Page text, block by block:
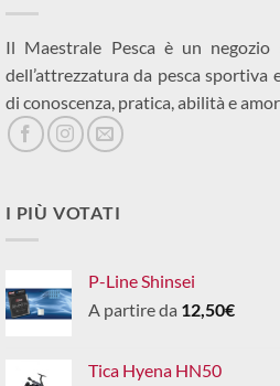
Il Maestrale Pesca è un negozio
dell’attrezzatura da pesca sportiva
di conoscenza, pratica, abilità e
I PIÙ VOTATI
P-Line Shinsei
A partire da 12,50€
Tica Hyena HN50